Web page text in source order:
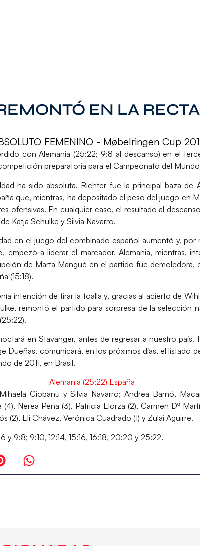
EN LA
FEMENINO - Møbelringen Cup
con Alemania (25:22; 9:8 al descanso) en el
preparatoria para el Campeonato del Mundo
ha sido absoluta. Richter fue la principal baza de
que, mientras, ha depositado el peso del juego en
ofensivas. En cualquier caso, el resultado al
Katja Schülke y Silvia Navarro.
en el juego del combinado español aumentó y, por
empezó a liderar el marcador. Alemania, mientras,
de Marta Mangué en el partido fue demoledora,
(15:18).
intención de tirar la toalla y, gracias al acierto de
remontó el partido para sorpresa de la selección
en Stavanger, antes de regresar a nuestro país.
Dueñas, comunicará, en los próximos días, el listado
de 2011, en Brasil.
Alemania (25:22) España
Ciobanu y Silvia Navarro; Andrea Barnó,
(4), Nerea Pena (3), Patricia Elorza (2), Carmen Dº
(2), Eli Chávez, Verónica Cuadrado (1) y Zulai Aguirre.
y 9:8; 9:10, 12:14, 15:16, 16:18, 20:20 y 25:22.